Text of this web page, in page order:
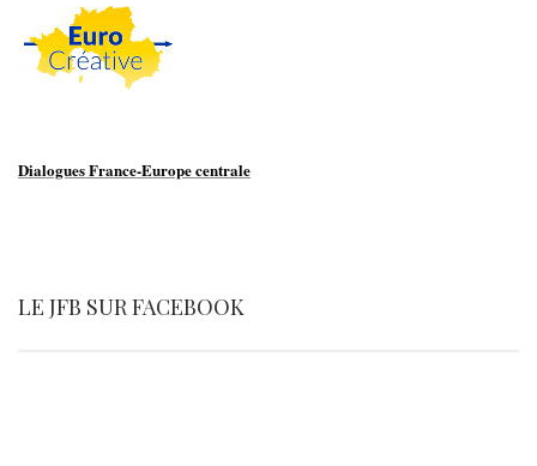
Dialogues France-Europe centrale
LE JFB SUR FACEBOOK